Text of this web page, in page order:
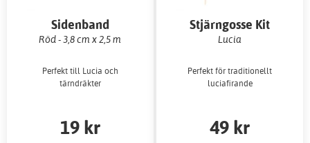
Sidenband
Röd - 3,8 cm x 2,5 m
Perfekt till Lucia och
tärndräkter
19 kr
Stjärngosse Kit
Lucia
Perfekt för traditionellt
luciafirande
49 kr